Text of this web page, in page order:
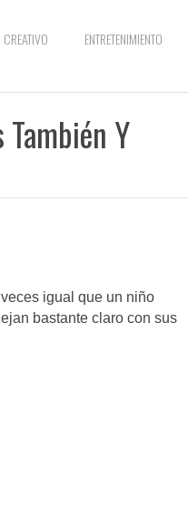
CREATIVO ENTRETENIMIENTO
Y
igual que un niño
bastante claro con sus